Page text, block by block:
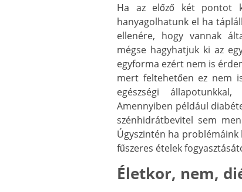
Ha az előző két pontot
hanyagolhatunk el ha
ellenére, hogy vannak
mégse hagyhatjuk ki az
egyforma ezért nem is
mert feltehetően ez nem
egészségi
Amennyiben például
szénhidrátbevitel sem
Úgyszintén ha
fűszeres ételek
Életkor, nem,